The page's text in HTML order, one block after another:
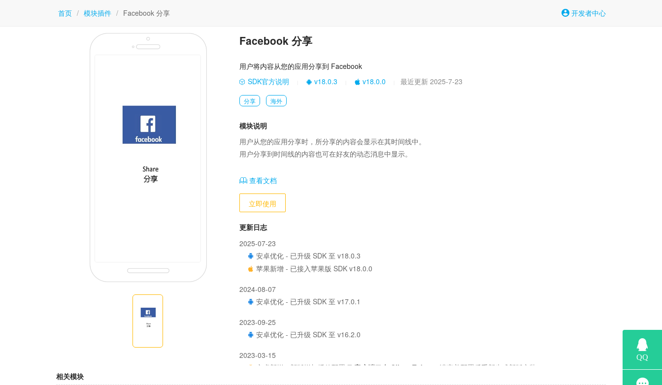
首页 / 模块插件 / Facebook 分享 开发者中心
Facebook 分享
用户将内容从您的应用分享到 Facebook
SDK官方说明
v18.0.3 v18.0.0 最近更新 2025-7-23
分享 海外
模块说明
用户从您的应用分享时，所分享的内容会显示在其时间线中。
用户分享到时间线的内容也可在好友的动态消息中显示。
查看文档
立即使用
更新日志
2025-07-23
安卓优化 - 已升级 SDK 至 v18.0.3
苹果新增 - 已接入苹果版 SDK v18.0.0
2024-08-07
安卓优化 - 已升级 SDK 至 v17.0.1
2023-09-25
安卓优化 - 已升级 SDK 至 v16.2.0
2023-03-15
安卓新增 - 新版增加插件配置项 客户端口令 Client Token
，请完善配置后重新生成新版安装。
相关模块